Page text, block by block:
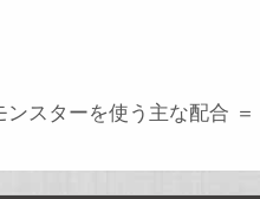
スターを使う主な配合 ＝